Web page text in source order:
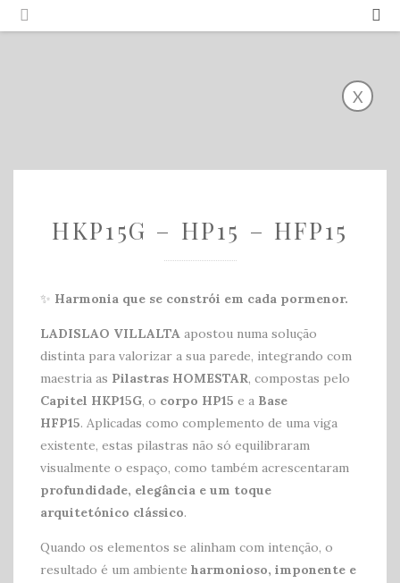
X
HKP15G – HP15 – HFP15
✨ Harmonia que se constrói em cada pormenor.
LADISLAO VILLALTA apostou numa solução
distinta para valorizar a sua parede, integrando com
maestria as Pilastras HOMESTAR, compostas pelo
Capitel HKP15G, o corpo HP15 e a Base
HFP15. Aplicadas como complemento de uma viga
existente, estas pilastras não só equilibraram
visualmente o espaço, como também acrescentaram
profundidade, elegância e um toque
arquitetónico clássico.
Quando os elementos se alinham com intenção, o
resultado é um ambiente harmonioso, imponente e